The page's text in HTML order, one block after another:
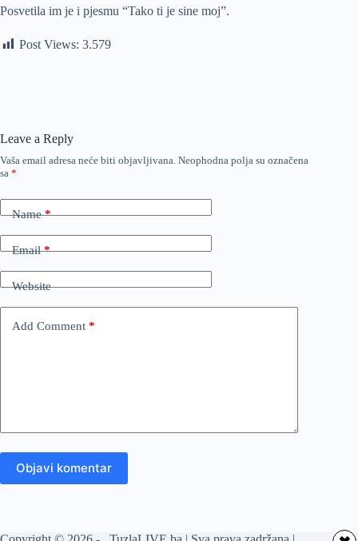
Posvetila im je i pjesmu “Tako ti je sine moj”.
Post Views: 3.579
Leave a Reply
Vaša email adresa neće biti objavljivana. Neophodna polja su označena
sa *
Name*
Email*
Website
Add Comment *
Objavi komentar